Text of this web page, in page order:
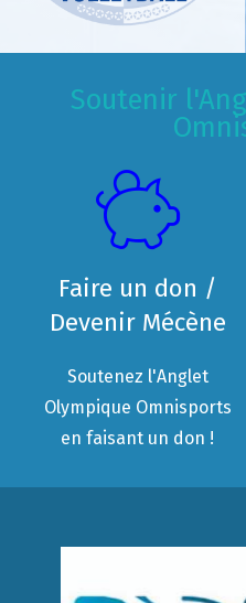
Soutenir
Faire un don /
Devenir Mécène
Soutenez l'Anglet
Olympique Omnisports
en faisant un don !